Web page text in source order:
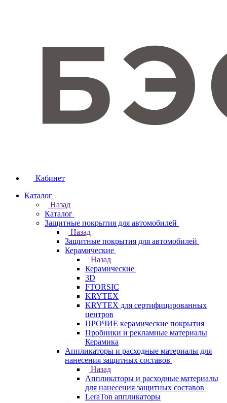
Кабинет
Каталог
Назад
Каталог
Защитные покрытия для автомобилей
Назад
Защитные покрытия для автомобилей
Керамические
Назад
Керамические
3D
FTORSIC
KRYTEX
KRYTEX для сертифицированных
центров
ПРОЧИЕ керамические покрытия
Пробники и рекламные материалы
Керамика
Аппликаторы и расходные материалы для
нанесения защитных составов
Назад
Аппликаторы и расходные материалы
для нанесения защитных составов
LeraTon аппликаторы